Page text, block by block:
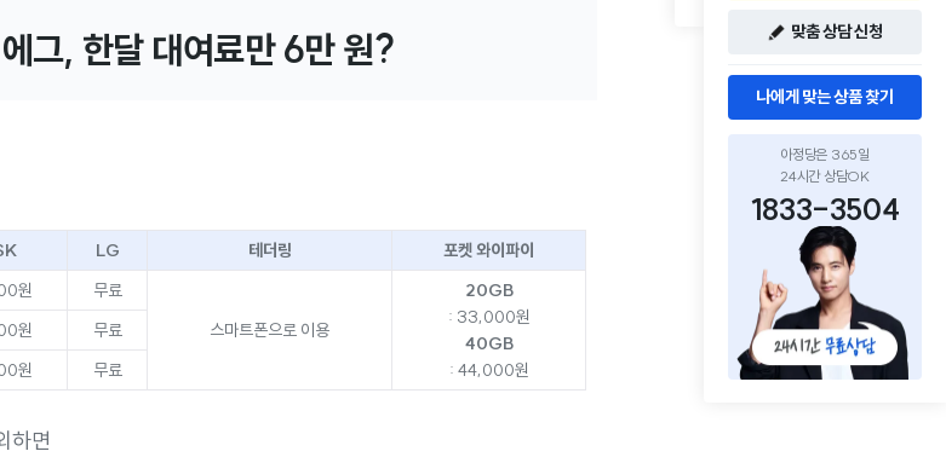
그, 한달 대여료만 6만 원?
LG 테더링
포켓 와이파이
원
무료
스마트폰으로 이용
20GB
: 33,000원
40GB
: 44,000원
원
무료
원 무료
하면
맞춤 상담 신청
나에게 맞는 상품 찾기
아정당은 365일
24시간 상담OK
1833-3504